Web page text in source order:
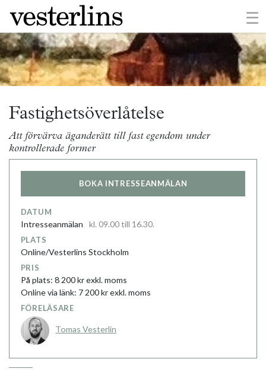
☰
×
Fastighetsöverlåtelse
Att förvärva äganderätt till fast egendom under
kontrollerade former
BOKA INTRESSEANMÄLAN
DATUM
Intresseanmälan kl. 09.00 till 16.30.
PLATS
Online/Vesterlins Stockholm
PRIS
På plats: 8 200 kr exkl. moms
Online via länk: 7 200 kr exkl. moms
FÖRELÄSARE
Tomas Vesterlin